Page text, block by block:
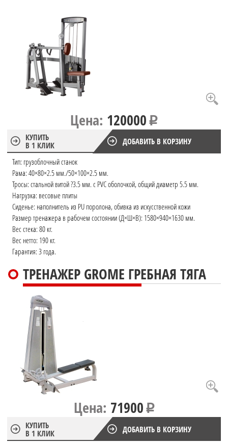
Цена: 120000
КУПИТЬ
В 1 КЛИК
ДОБАВИТЬ В КОРЗИНУ
Тип: грузоблочный станок
Рама: 40×80×2.5 мм./50×100×2.5 мм.
Тросы: стальной витой ?3.5 мм. с PVC оболочкой, общий диаметр 5.5 мм.
Нагрузка: весовые плиты
Сиденье: наполнитель из PU поролона, обивка из искусственной кожи
Размер тренажера в рабочем состоянии (Д×Ш×В): 1580×940×1630 мм.
Вес стека: 80 кг.
Вес нетто: 190 кг.
Гарантия: 3 года.
ТРЕНАЖЕР GROME ГРЕБНАЯ ТЯГА
Цена: 71900
КУПИТЬ
В 1 КЛИК
ДОБАВИТЬ В КОРЗИНУ